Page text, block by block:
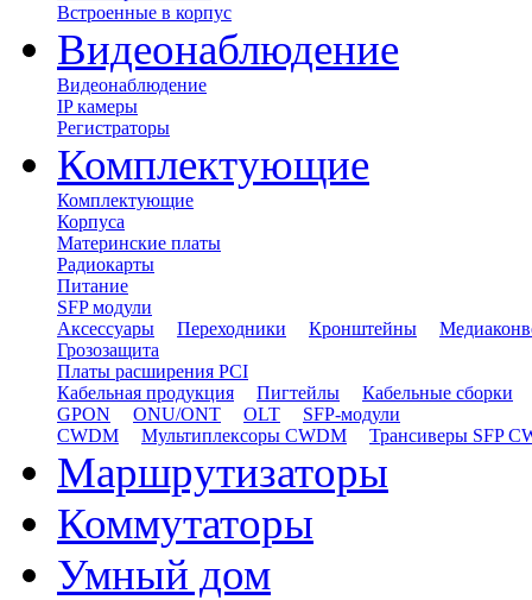
Встроенные в корпус
Видеонаблюдение
Видеонаблюдение
IP камеры
Регистраторы
Комплектующие
Комплектующие
Корпуса
Материнские платы
Радиокарты
Питание
SFP модули
Аксессуары
Переходники Кронштейны
Грозозащита
Платы расширения PCI
Кабельная продукция
Пигтейлы
Кабельные сборки
GPON
ONU/ONT OLT
SFP-модули
CWDM
Мультиплексоры CWDM Трансиверы SFP
Маршрутизаторы
Коммутаторы
Умный дом